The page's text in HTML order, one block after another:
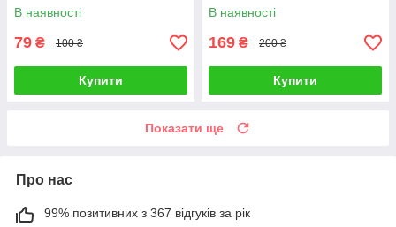
В наявності
79 ₴ 100 ₴
Купити
В наявності
169 ₴ 200 ₴
Купити
Показати ще
Про нас
99% позитивних з 367 відгуків за рік